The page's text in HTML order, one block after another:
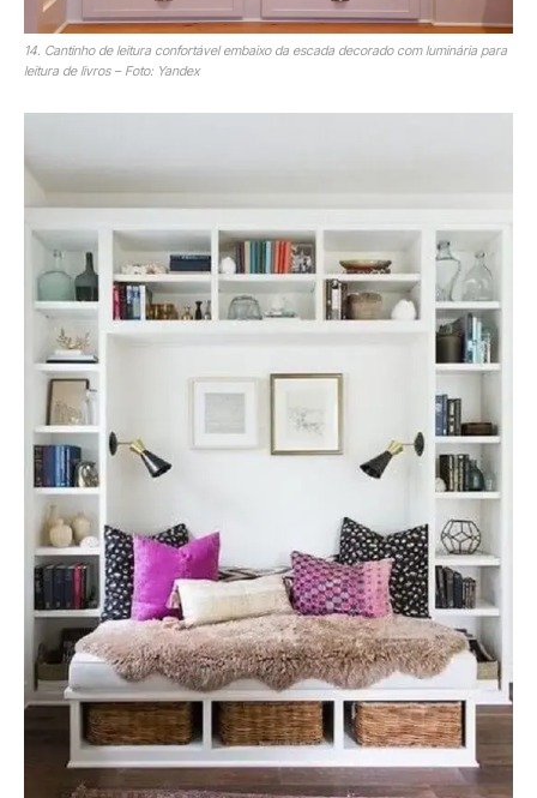
14. Cantinho de leitura confortável embaixo da escada decorado com luminária para
leitura de livros – Foto: Yandex